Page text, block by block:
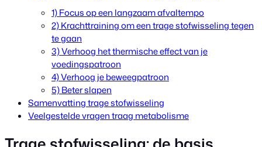
1) Focus op een langzaam afvaltempo
2) Krachttraining om een trage stofwisseling tegen
te gaan
3) Verhoog het thermische effect van je
voedingspatroon
4) Verhoog je beweegpatroon
5) Beter slapen
Samenvatting trage stofwisseling
Veelgestelde vragen traag metabolisme